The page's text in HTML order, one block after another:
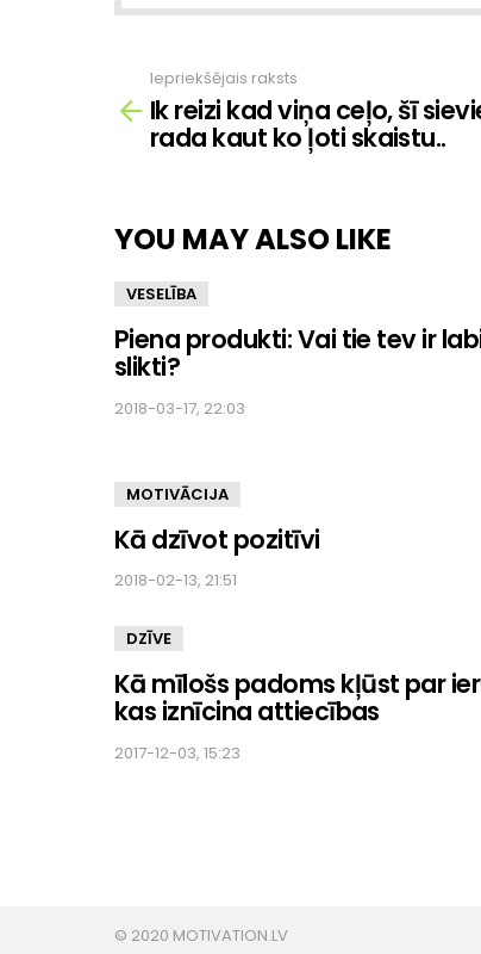
Skatīt
vairāk
Iepriekšējais raksts
Ik reizi kad viņa ceļo, šī
rada kaut ko ļoti skaistu..
YOU MAY ALSO LIKE
VESELĪBA
Piena produkti: Vai tie tev ir
slikti?
2018-03-17, 22:03
MOTIVĀCIJA
Kā dzīvot pozitīvi
2018-02-13, 21:51
DZĪVE
Kā mīlošs padoms kļūst par
kas iznīcina attiecības
2017-12-03, 15:23